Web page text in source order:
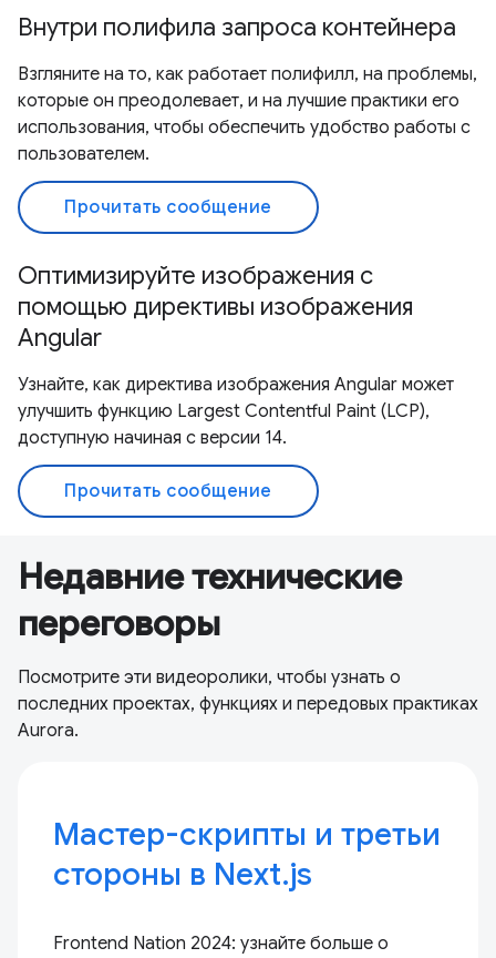
Внутри полифила запроса контейнера
Взгляните на то, как работает полифилл, на проблемы,
которые он преодолевает, и на лучшие практики его
использования, чтобы обеспечить удобство работы с
пользователем.
Прочитать сообщение
Оптимизируйте изображения с
помощью директивы изображения
Angular
Узнайте, как директива изображения Angular может
улучшить функцию Largest Contentful Paint (LCP),
доступную начиная с версии 14.
Прочитать сообщение
Недавние технические
переговоры
Посмотрите эти видеоролики, чтобы узнать о
последних проектах, функциях и передовых практиках
Aurora.
Мастер-скрипты и третьи
стороны в Next.js
Frontend Nation 2024: узнайте больше о